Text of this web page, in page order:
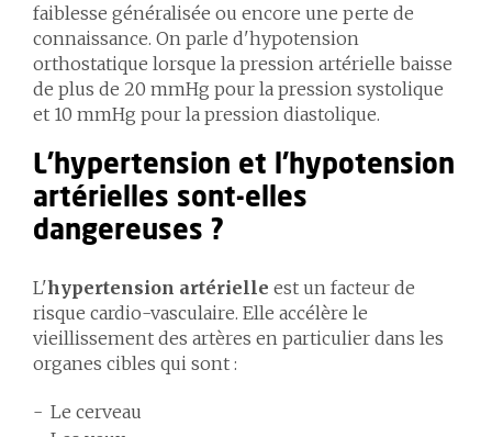
faiblesse généralisée ou encore une perte de
connaissance. On parle d'hypotension
orthostatique lorsque la pression artérielle baisse
de plus de 20 mmHg pour la pression systolique
et 10 mmHg pour la pression diastolique.
L'hypertension et l'hypotension
artérielles sont-elles
dangereuses ?
L'hypertension artérielle est un facteur de
risque cardio-vasculaire. Elle accélère le
vieillissement des artères en particulier dans les
organes cibles qui sont :
Le cerveau